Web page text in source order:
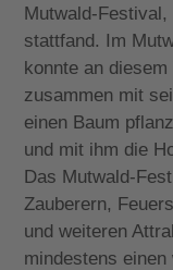
Mutwald-
stattfand. Im
konnte an
zusammen mit
einen Baum
und mit ihm die
Das Mutwald-
Zauberern,
und weiteren
mindestens